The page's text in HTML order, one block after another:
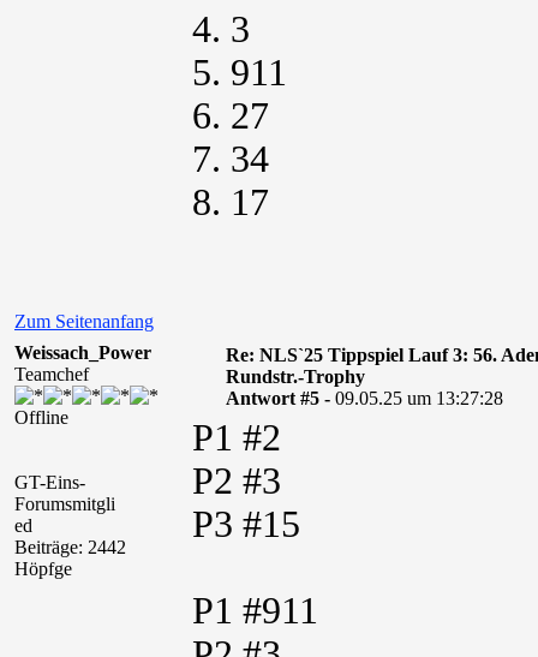
4. 3
5. 911
6. 27
7. 34
8. 17
Zum Seitenanfang
Weissach_Power
Teamchef
Offline
GT-Eins-
Forumsmitgli
ed
Beiträge: 2442
Höpfge
Re: NLS`25 Tippspiel Lauf 3: 56.
Rundstr.-Trophy
Antwort #5 - 09.05.25 um 13:27:28
P1 #2
P2 #3
P3 #15
P1 #911